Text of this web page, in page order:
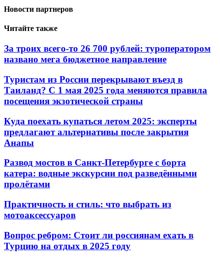
Новости партнеров
Читайте также
За троих всего-то 26 700 рублей: туроператором
названо мега бюджетное направление
Туристам из России перекрывают въезд в
Таиланд? С 1 мая 2025 года меняются правила
посещения экзотической страны
Куда поехать купаться летом 2025: эксперты
предлагают альтернативы после закрытия
Анапы
Развод мостов в Санкт-Петербурге с борта
катера: водные экскурсии под разведёнными
пролётами
Практичность и стиль: что выбрать из
мотоаксессуаров
Вопрос ребром: Стоит ли россиянам ехать в
Турцию на отдых в 2025 году